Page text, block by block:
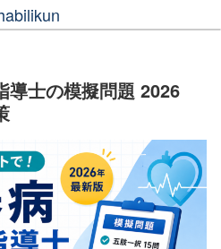
導士の模擬問題 2026